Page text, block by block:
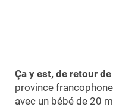
Ça y est, de retour
province
avec un bébé de 20